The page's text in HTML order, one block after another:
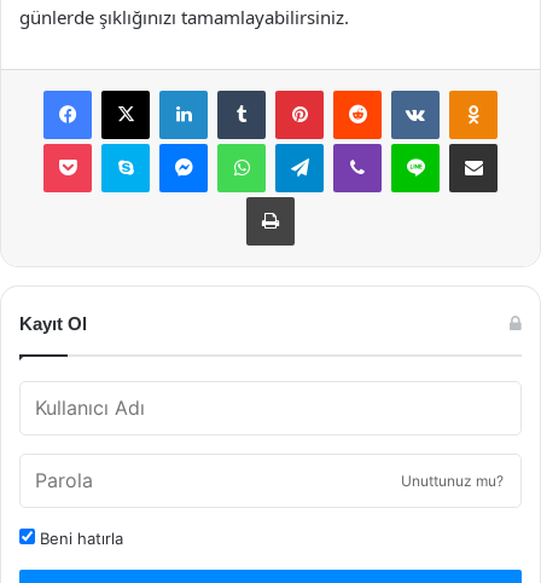
günlerde şıklığınızı tamamlayabilirsiniz.
Facebook
X LinkedInTumblr PinterestReddit VKontakte
Pocket Skype MessengerWhatsAppTelegramViber Line E-Posta ile
Yazdır
Kayıt Ol
Unuttunuz mu?
Beni hatırla